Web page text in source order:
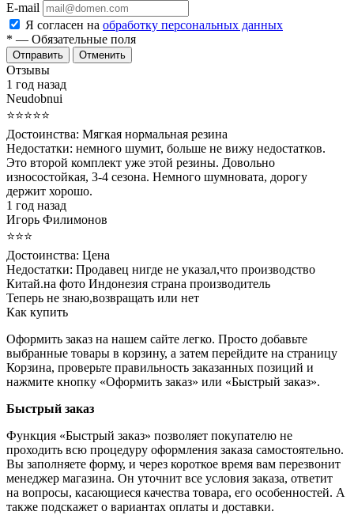
E-mail
Я согласен на обработку персональных данных
* — Обязательные поля
Отменить
Отзывы
1 год назад
Neudobnui
⭐⭐⭐⭐⭐
Достоинства: Мягкая нормальная резина
Недостатки: немного шумит, больше не вижу недостатков.
Это второй комплект уже этой резины. Довольно
износостойкая, 3-4 сезона. Немного шумновата, дорогу
держит хорошо.
1 год назад
Игорь Филимонов
⭐⭐⭐
Достоинства: Цена
Недостатки: Продавец нигде не указал,что производство
Китай.на фото Индонезия страна производитель
Теперь не знаю,возвращать или нет
Как купить
Оформить заказ на нашем сайте легко. Просто добавьте
выбранные товары в корзину, а затем перейдите на страницу
Корзина, проверьте правильность заказанных позиций и
нажмите кнопку «Оформить заказ» или «Быстрый заказ».
Быстрый заказ
Функция «Быстрый заказ» позволяет покупателю не
проходить всю процедуру оформления заказа самостоятельно.
Вы заполняете форму, и через короткое время вам перезвонит
менеджер магазина. Он уточнит все условия заказа, ответит
на вопросы, касающиеся качества товара, его особенностей. А
также подскажет о вариантах оплаты и доставки.